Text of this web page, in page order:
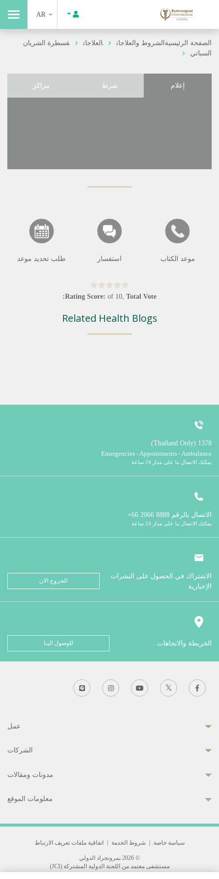
AR
الصفحة الرئيسيةالشروط والعلاجات العلاجات
قسطرة الشريان
السباتي
إعلام شرط مراكز
موعد الكتاب استفسار طلب تحديد موعد
Rating Score: of 10, Total Vote:
Related Health Blogs
1378 (Thailand Only)
Emergencies - Appointments - Ambulance
يمكنك الاتصال بنا على مدار 24 ساعة
الاتصال بالرقم
يمكنك الاتصال بنا على مدار 24 ساعة
الاشتراك في الحصول على النشرات
الإخبارية
الخروج الان
الخريطة والاتجاهات للوصول الينا
عمل
الشركات
مدونات ومقالات
معلومات الموقع
سياسة خاصة شروط الخدمة اتفاقية ملفات تعريف الارتباط
© 2026 بمرونجراد الدولي
مستشفى معتمد من اللجنة الدولية المشتركة (JCI)